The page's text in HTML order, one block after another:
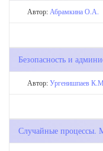
Автор: Абрамкина О.А.
Безопасность и
Автор:Ургенишпаев
Случайные процессы.